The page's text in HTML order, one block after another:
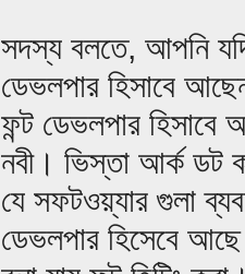
সদস্য বলতে, আপনি
ডেভলপার হিসাবে
ফন্ট ডেভলপার
নবী। ভিস্তা আর্ক ডট
যে সফটওয়্যার গুলা
ডেভলপার হিসেবে আছে